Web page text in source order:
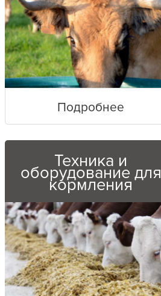
Подробнее
Техника и
оборудование для
кормления